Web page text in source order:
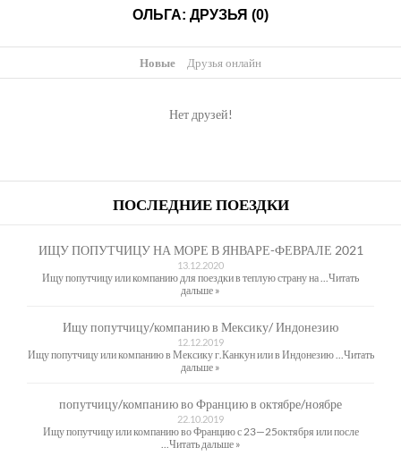
ОЛЬГА: ДРУЗЬЯ (0)
Новые Друзья онлайн
Нет друзей!
ПОСЛЕДНИЕ ПОЕЗДКИ
ИЩУ ПОПУТЧИЦУ НА МОРЕ В ЯНВАРЕ-ФЕВРАЛЕ 2021
13.12.2020
Ищу попутчицу или компанию для поездки в теплую страну на ...Читать
дальше »
Ищу попутчицу/компанию в Мексику/ Индонезию
12.12.2019
Ищу попутчицу или компанию в Мексику г.Канкун или в Индонезию ...Читать
дальше »
попутчицу/компанию во Францию в октябре/ноябре
22.10.2019
Ищу попутчицу или компанию во Францию с 23—25октября или после
...Читать дальше »